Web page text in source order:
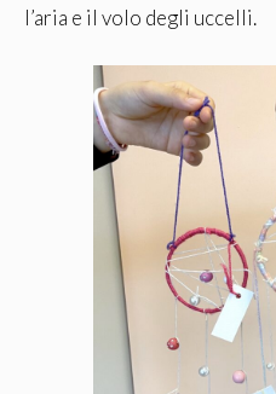
l’aria e il volo degli uccelli.